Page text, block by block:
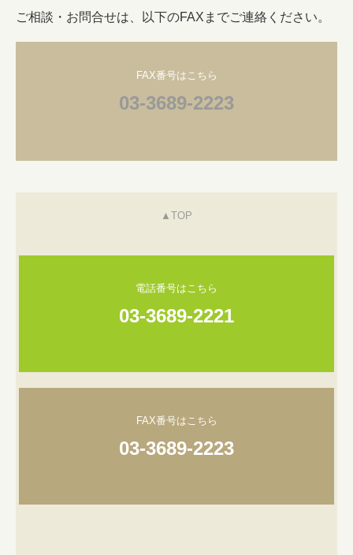
ご相談・お問合せは、以下のFAXまでご連絡ください。
FAX番号はこちら
03-3689-2223
▲TOP
電話番号はこちら
03-3689-2221
FAX番号はこちら
03-3689-2223